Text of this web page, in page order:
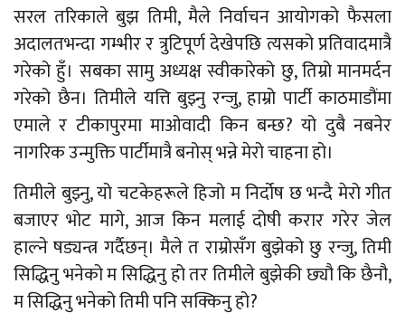
सरल तरिकाले बुझ तिमी, मैले निर्वाचन आयोगको फैसला
अदालतभन्दा गम्भीर र त्रुटिपूर्ण देखेपछि त्यसको प्रतिवादमात्रै
गरेको हुँ। सबका सामु अध्यक्ष स्वीकारेको छु, तिम्रो मानमर्दन
गरेको छैन। तिमीले यत्ति बुझ्नु रन्जु, हाम्रो पार्टी काठमाडौंमा
एमाले र टीकापुरमा माओवादी किन बन्छ? यो दुबै नबनेर
नागरिक उन्मुक्ति पार्टीमात्रै बनोस् भन्ने मेरो चाहना हो।
तिमीले बुझ्नु, यो चटकेहरूले हिजो म निर्दोष छ भन्दै मेरो गीत
बजाएर भोट मागे, आज किन मलाई दोषी करार गरेर जेल
हाल्ने षड्यन्त्र गर्दैछन्। मैले त राम्रोसँग बुझेको छु रन्जु, तिमी
सिद्धिनु भनेको म सिद्धिनु हो तर तिमीले बुझेकी छ्यौ कि छैनौ,
म सिद्धिनु भनेको तिमी पनि सक्किनु हो?